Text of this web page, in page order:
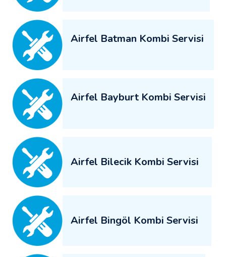
Airfel Batman Kombi Servisi
Airfel Bayburt Kombi Servisi
Airfel Bilecik Kombi Servisi
Airfel Bingöl Kombi Servisi